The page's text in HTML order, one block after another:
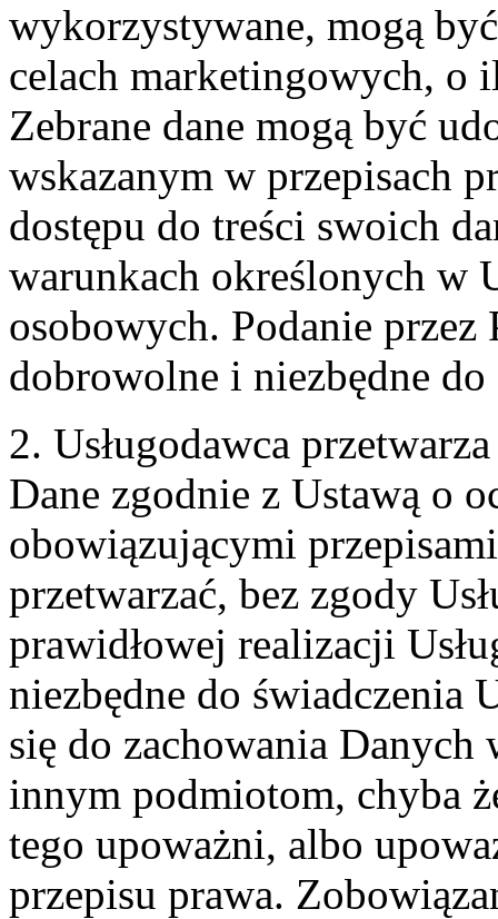
wykorzystywane, mogą
celach marketingowych, o
Zebrane dane mogą być
wskazanym w przepisach
dostępu do treści swoich
warunkach określonych w
osobowych. Podanie przez
dobrowolne i niezbędne
2. Usługodawca
Dane zgodnie z Ustawą o
obowiązującymi
przetwarzać, bez zgody
prawidłowej realizacji
niezbędne do świadczenia
się do zachowania
innym podmiotom, chyba
tego upoważni, albo
przepisu prawa.